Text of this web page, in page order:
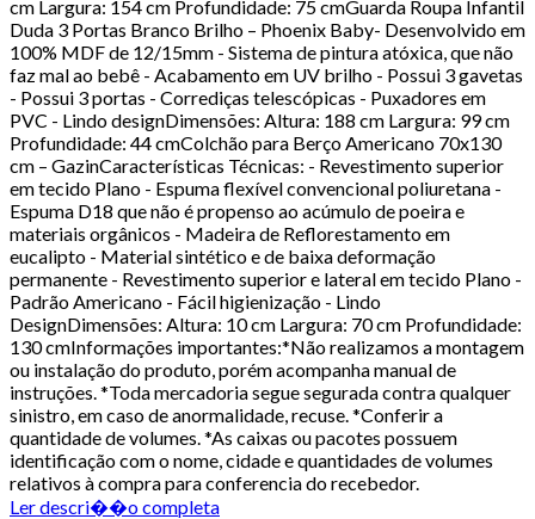
cm Largura: 154 cm Profundidade: 75 cmGuarda Roupa Infantil
Duda 3 Portas Branco Brilho – Phoenix Baby- Desenvolvido em
100% MDF de 12/15mm - Sistema de pintura atóxica, que não
faz mal ao bebê - Acabamento em UV brilho - Possui 3 gavetas
- Possui 3 portas - Corrediças telescópicas - Puxadores em
PVC - Lindo designDimensões: Altura: 188 cm Largura: 99 cm
Profundidade: 44 cmColchão para Berço Americano 70x130
cm – GazinCaracterísticas Técnicas: - Revestimento superior
em tecido Plano - Espuma flexível convencional poliuretana -
Espuma D18 que não é propenso ao acúmulo de poeira e
materiais orgânicos - Madeira de Reflorestamento em
eucalipto - Material sintético e de baixa deformação
permanente - Revestimento superior e lateral em tecido Plano -
Padrão Americano - Fácil higienização - Lindo
DesignDimensões: Altura: 10 cm Largura: 70 cm Profundidade:
130 cmInformações importantes:*Não realizamos a montagem
ou instalação do produto, porém acompanha manual de
instruções. *Toda mercadoria segue segurada contra qualquer
sinistro, em caso de anormalidade, recuse. *Conferir a
quantidade de volumes. *As caixas ou pacotes possuem
identificação com o nome, cidade e quantidades de volumes
relativos à compra para conferencia do recebedor.
Ler descri��o completa